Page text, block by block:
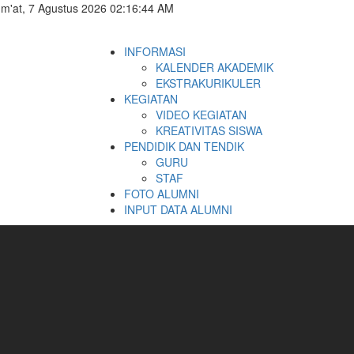
7 Agustus 2026 02:16:45 AM
INFORMASI
KALENDER AKADEMIK
EKSTRAKURIKULER
KEGIATAN
VIDEO KEGIATAN
KREATIVITAS SISWA
PENDIDIK DAN TENDIK
GURU
STAF
FOTO ALUMNI
INPUT DATA ALUMNI